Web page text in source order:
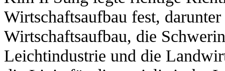
Wirtschaftsaufbau fest,
Wirtschaftsaufbau, die
Leichtindustrie und die